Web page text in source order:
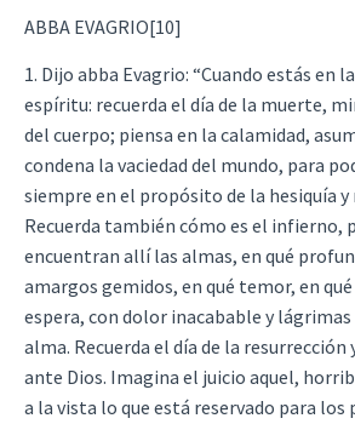
ABBA EVAGRIO[10]
1. Dijo abba Evagrio: “Cuando estás en
espíritu: recuerda el día de la muerte,
del cuerpo; piensa en la calamidad,
condena la vaciedad del mundo, para
siempre en el propósito de la hesiquía
Recuerda también cómo es el infierno,
encuentran allí las almas, en qué
amargos gemidos, en qué temor, en qué
espera, con dolor inacabable y
alma. Recuerda el día de la
ante Dios. Imagina el juicio aquel,
a la vista lo que está reservado para los